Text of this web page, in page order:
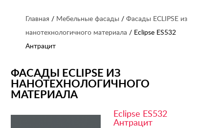
Главная / Мебельные фасады /Фасады ECLIPSE из
нанотехнологичного материала / Eclipse ES532
Антрацит
ФАСАДЫ ECLIPSE ИЗ
НАНОТЕХНОЛОГИЧНОГО
МАТЕРИАЛА
Eclipse ES532
Антрацит